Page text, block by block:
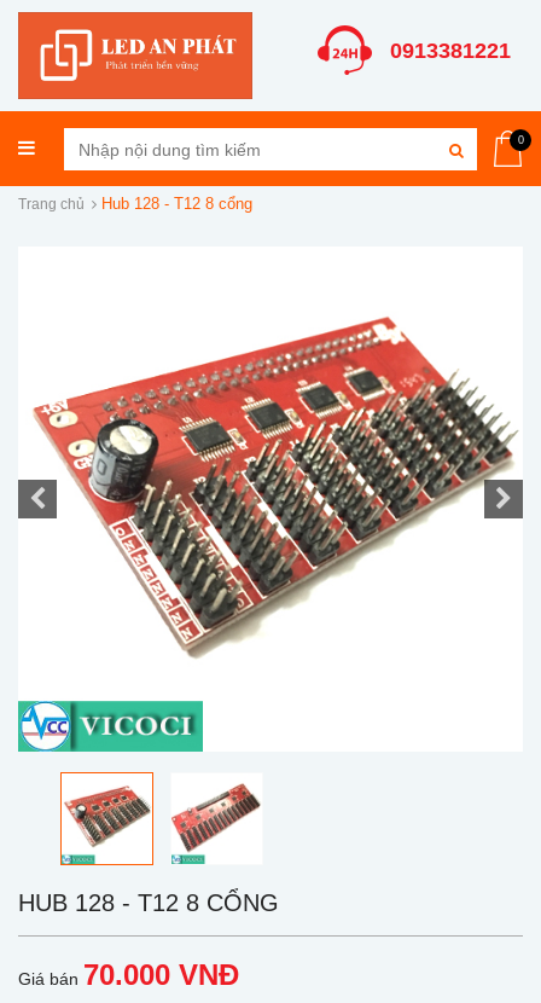
0913381221
0
Trang chủ Hub 128 - T12 8 cổng
HUB 128 - T12 8 CỔNG
Giá bán 70.000 VNĐ